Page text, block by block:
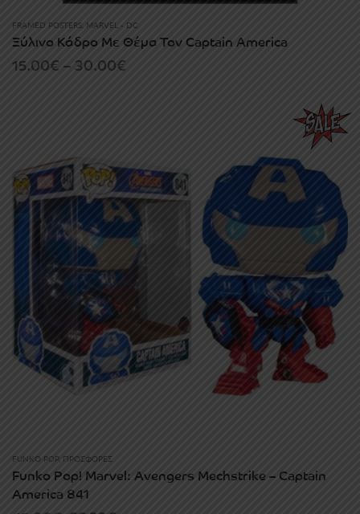
FRAMED POSTERS, MARVEL - DC
Ξύλινο Κάδρο Με Θέμα Τον Captain America
15.00€–30.00€
FUNKO POP, ΠΡΟΣΦΟΡΈΣ
Funko Pop! Marvel: Avengers Mechstrike – Captain
America 841